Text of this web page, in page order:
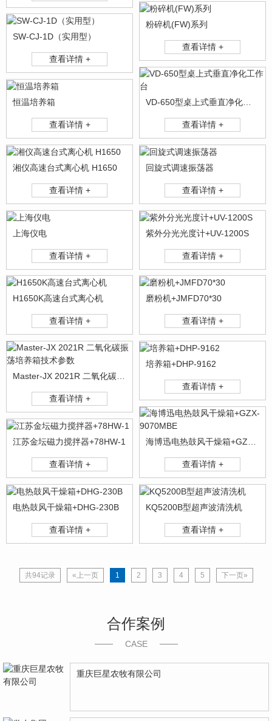
粉碎机(FW)系列
查看详情 +
SW-CJ-1D（实用型）
查看详情 +
查看详情 +
恒温培养箱
查看详情 +
湘仪高速台式离心机 H1650
查看详情 +
回旋式调速振荡器
查看详情 +
上海仪电
查看详情 +
紫外分光光度计+UV-1200S
查看详情 +
H1650K高速台式离心机
查看详情 +
磨粉机+JMFD70*30
查看详情 +
查看详情 +
培养箱+DHP-9162
查看详情 +
查看详情 +
江苏金坛磁力搅拌器+78HW-1
查看详情 +
电热鼓风干燥箱+DHG-230B
查看详情 +
KQ5200B型超声波清洗机
查看详情 +
共94记录 «上一页 1 2 3 4 5 下一页»
合作案例
CASE
重庆巨星农牧有限公司